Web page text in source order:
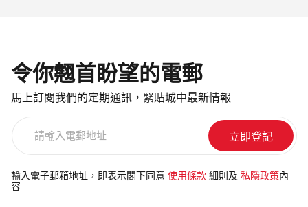
令你翹首盼望的電郵
馬上訂閱我們的定期通訊，緊貼城中最新情報
電
郵
輸入電子郵箱地址，即表示閣下同意 使用條款 細則及 私隱政策 內
容